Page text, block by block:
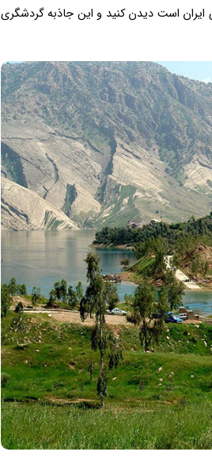
ایران است دیدن کنید و این جاذبه گردشگری